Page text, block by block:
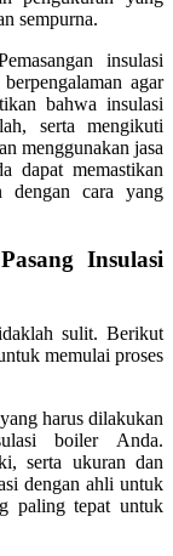
sempurna.
insulasi
agar
bahwa insulasi
serta mengikuti
menggunakan jasa
dapat memastikan
dengan cara yang
Insulasi
sulit. Berikut
memulai proses
harus dilakukan
boiler Anda.
serta ukuran dan
dengan ahli untuk
paling tepat untuk